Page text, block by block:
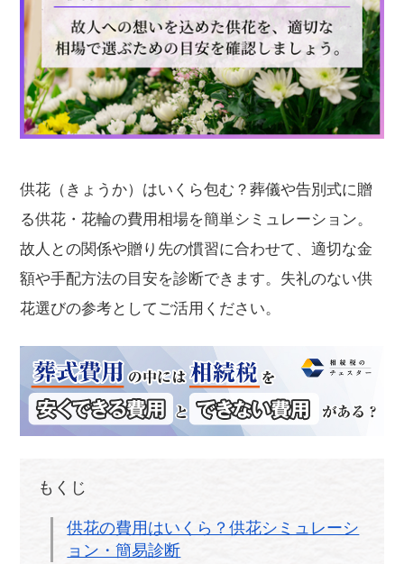
供花（きょうか）はいくら包む？葬儀や告別式に贈
る供花・花輪の費用相場を簡単シミュレーション。
故人との関係や贈り先の慣習に合わせて、適切な金
額や手配方法の目安を診断できます。失礼のない供
花選びの参考としてご活用ください。
もくじ
供花の費用はいくら？供花シミュレーシ
ョン・簡易診断